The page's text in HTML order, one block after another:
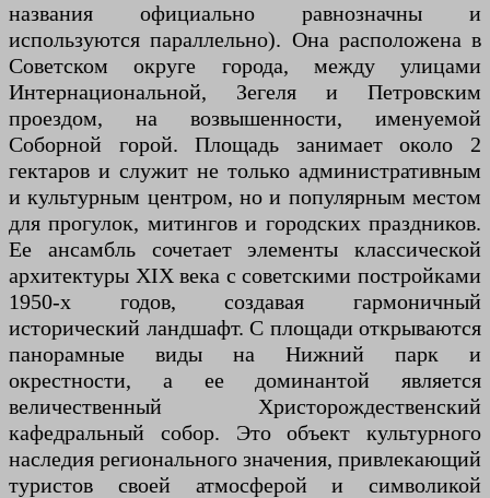
названия официально равнозначны и
используются параллельно). Она расположена в
Советском округе города, между улицами
Интернациональной, Зегеля и Петровским
проездом, на возвышенности, именуемой
Соборной горой. Площадь занимает около 2
гектаров и служит не только административным
и культурным центром, но и популярным местом
для прогулок, митингов и городских праздников.
Ее ансамбль сочетает элементы классической
архитектуры XIX века с советскими постройками
1950-х годов, создавая гармоничный
исторический ландшафт. С площади открываются
панорамные виды на Нижний парк и
окрестности, а ее доминантой является
величественный Христорождественский
кафедральный собор. Это объект культурного
наследия регионального значения, привлекающий
туристов своей атмосферой и символикой